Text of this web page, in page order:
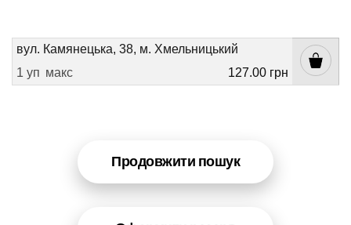
вул. Камянецька, 38, м. Хмельницький
1 уп макс 127.00 грн
Продовжити пошук